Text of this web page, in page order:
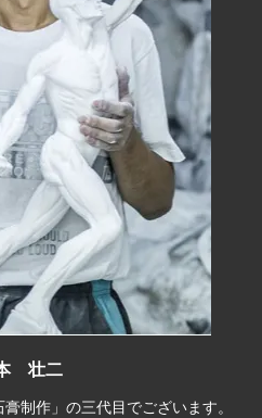
壮二
制作」の三代目でございます。